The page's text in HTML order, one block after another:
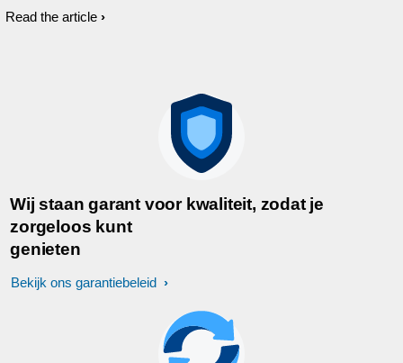
Read the article
Wij staan garant voor kwaliteit, zodat je
zorgeloos kunt
genieten
Bekijk ons garantiebeleid